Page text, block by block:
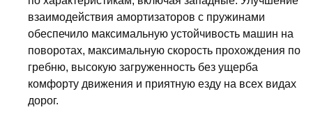
взаимодействия амортизаторов с пружинами
обеспечило максимальную устойчивость машин на
поворотах, максимальную скорость прохождения по
гребню, высокую загруженность без ущерба
комфорту движения и приятную езду на всех видах
дорог.